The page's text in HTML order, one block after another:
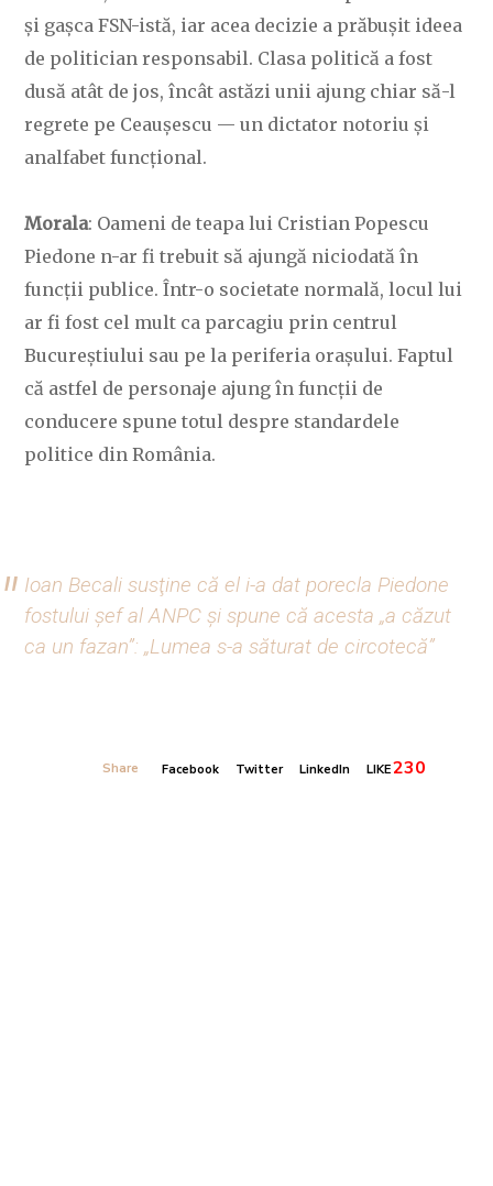
și gașca FSN-istă, iar acea decizie a prăbușit ideea
de politician responsabil. Clasa politică a fost
dusă atât de jos, încât astăzi unii ajung chiar să-l
regrete pe Ceaușescu — un dictator notoriu și
analfabet funcțional.
Morala: Oameni de teapa lui Cristian Popescu
Piedone n-ar fi trebuit să ajungă niciodată în
funcții publice. Într-o societate normală, locul lui
ar fi fost cel mult ca parcagiu prin centrul
Bucureștiului sau pe la periferia orașului. Faptul
că astfel de personaje ajung în funcții de
conducere spune totul despre standardele
politice din România.
Ioan Becali susţine că el i-a dat porecla Piedone
fostului şef al ANPC şi spune că acesta „a căzut
ca un fazan”: „Lumea s-a săturat de circotecă”
Share Facebook Twitter LinkedIn LIKE230